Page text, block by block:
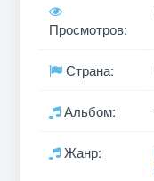
Просмотров:
Страна:
Альбом:
Жанр: